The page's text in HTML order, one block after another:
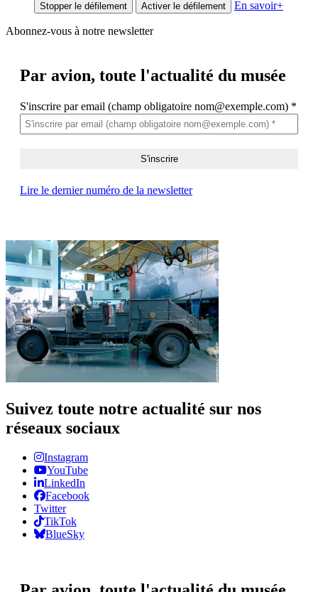
Stopper le défilement Activer le défilement En savoir+
Abonnez-vous à notre newsletter
Par avion, toute l'actualité du musée
S'inscrire par email (champ obligatoire nom@exemple.com) *
Lire le dernier numéro de la newsletter
Suivez toute notre actualité sur nos
réseaux sociaux
Instagram
YouTube
LinkedIn
Facebook
Twitter
TikTok
BlueSky